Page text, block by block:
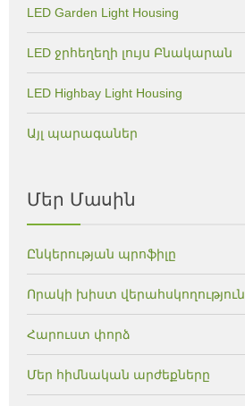
LED Garden Light Housing
LED ջրհեղեղի լույս Բնակարան
LED Highbay Light Housing
Այլ պարագաներ
Մեր Մասին
Ընկերության պրոֆիլը
Որակի խիստ վերահսկողություն
Հարուստ փորձ
Մեր հիմնական արժեքները